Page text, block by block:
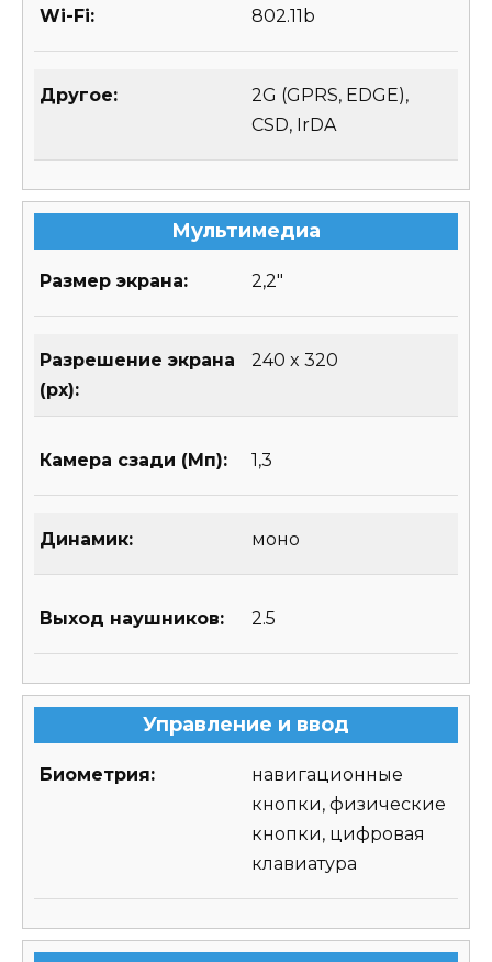
Wi-Fi: 802.11b
Другое:
2G (GPRS, EDGE),
CSD, IrDA
Мультимедиа
Размер экрана: 2,2″
Разрешение экрана
(px):
240 x 320
Камера сзади (Мп): 1,3
Динамик: моно
Выход наушников: 2.5
Управление и ввод
Биометрия:
навигационные
кнопки, физические
кнопки, цифровая
клавиатура